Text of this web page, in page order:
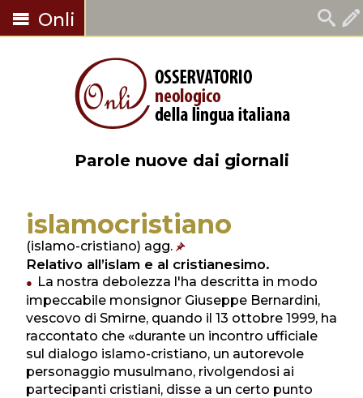
Onli
Parole nuove dai giornali
islamocristiano
(islamo-cristiano) agg.
Relativo all’islam e al cristianesimo.
La nostra debolezza l'ha descritta in modo
impeccabile monsignor Giuseppe Bernardini,
vescovo di Smirne, quando il 13 ottobre 1999, ha
raccontato che «durante un incontro ufficiale
sul dialogo islamo-cristiano, un autorevole
personaggio musulmano, rivolgendosi ai
partecipanti cristiani, disse a un certo punto